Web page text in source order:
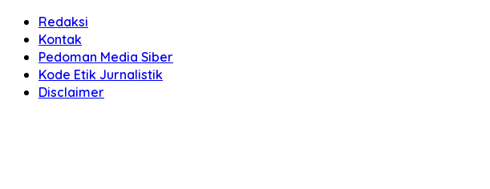
Redaksi
Kontak
Pedoman Media Siber
Kode Etik Jurnalistik
Disclaimer